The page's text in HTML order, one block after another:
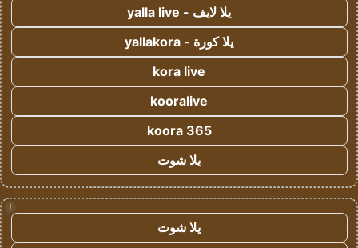
يلا لايف - yalla live
يلا كورة - yallakora
kora live
kooralive
koora 365
يلا شوت
!
يلا شوت